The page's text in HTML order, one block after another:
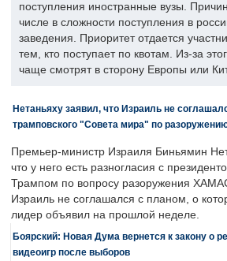
поступления иностранные вузы.
числе в сложности поступления в
заведения. Приоритет отдается
тем, кто поступает по квотам. Из-за
чаще смотрят в сторону Европы или
Нетаньяху заявил, что Израиль не
трамповского "Совета мира" по
Премьер-министр Израиля Биньямин
что у него есть разногласия с
Трампом по вопросу разоружения
Израиль не соглашался с планом, о
лидер объявил на прошлой неделе.
Боярский: Новая Дума вернется к закону о
видеоигр после выборов